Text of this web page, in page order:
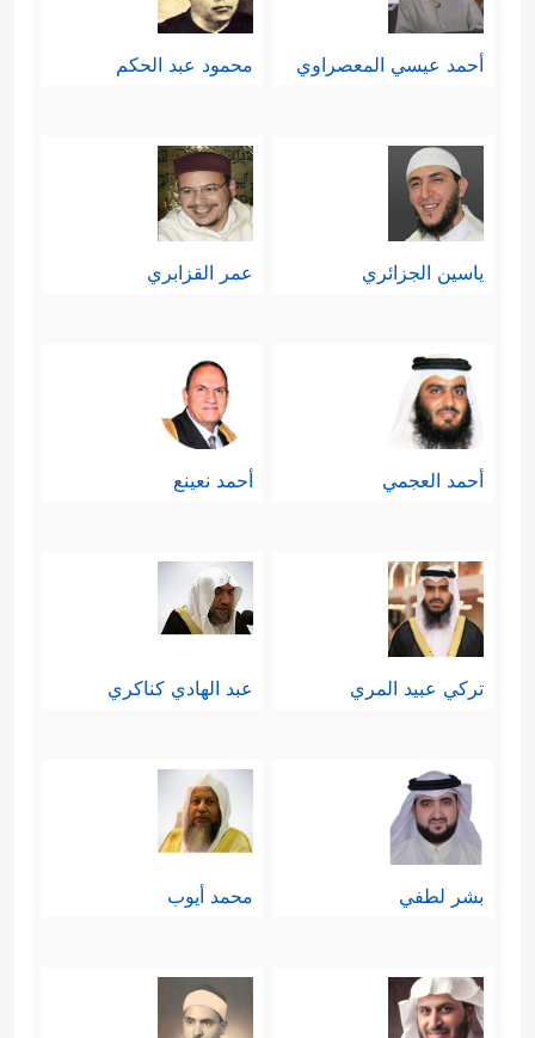
أحمد عيسي المعصراوي محمود عبد الحكم
ياسين الجزائري عمر القزابري
أحمد العجمي أحمد نعينع
تركي عبيد المري عبد الهادي كناكري
بشر لطفي محمد أيوب